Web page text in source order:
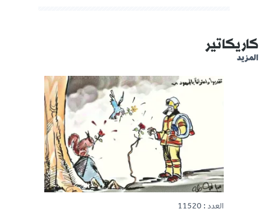
كاريكاتير
المزيد
العدد : 11520